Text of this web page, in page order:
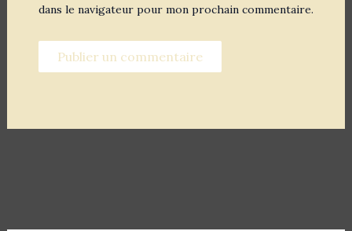
dans le navigateur pour mon prochain commentaire.